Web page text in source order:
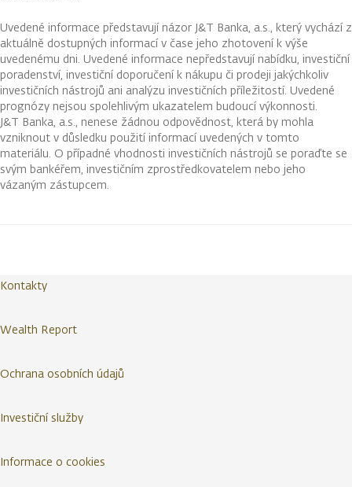
Uvedené informace představují názor J&T Banka, a.s., který vychází z
aktuálně dostupných informací v čase jeho zhotovení k výše
uvedenému dni. Uvedené informace nepředstavují nabídku, investiční
poradenství, investiční doporučení k nákupu či prodeji jakýchkoliv
investičních nástrojů ani analýzu investičních příležitostí. Uvedené
prognózy nejsou spolehlivým ukazatelem budoucí výkonnosti.
J&T Banka, a.s., nenese žádnou odpovědnost, která by mohla
vzniknout v důsledku použití informací uvedených v tomto
materiálu. O případné vhodnosti investičních nástrojů se poraďte se
svým bankéřem, investičním zprostředkovatelem nebo jeho
vázaným zástupcem.
Kontakty
Wealth Report
Ochrana osobních údajů
Investiční služby
Informace o cookies